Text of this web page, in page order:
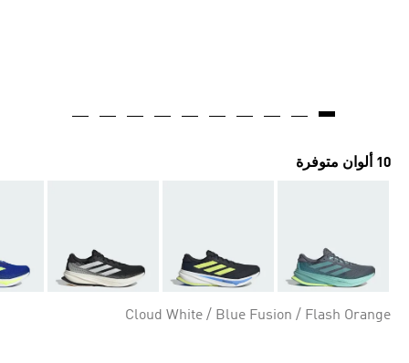
10 ألوان متوفرة
Cloud White / Blue Fusion / Flash Orange